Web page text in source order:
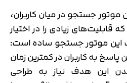
موتور جستجو در میان کاربران،
زیادی را در اختیار
این موتور جستجو ساده است:
پاسخ به کاربران در کمترین زمان
این هدف نیاز به طراحی